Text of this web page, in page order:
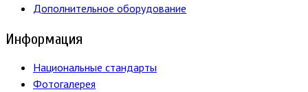
Дополнительное оборудование
Информация
Национальные стандарты
Фотогалерея